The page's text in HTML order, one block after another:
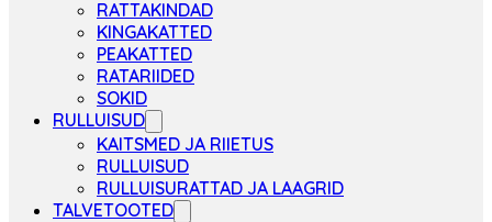
RATTAKINDAD
KINGAKATTED
PEAKATTED
RATARIIDED
SOKID
RULLUISUD
KAITSMED JA RIIETUS
RULLUISUD
RULLUISURATTAD JA LAAGRID
TALVETOOTED